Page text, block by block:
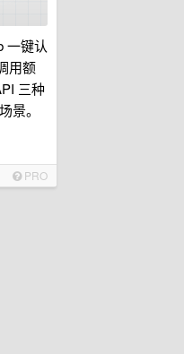
一键认
用额
三种
景。
PRO